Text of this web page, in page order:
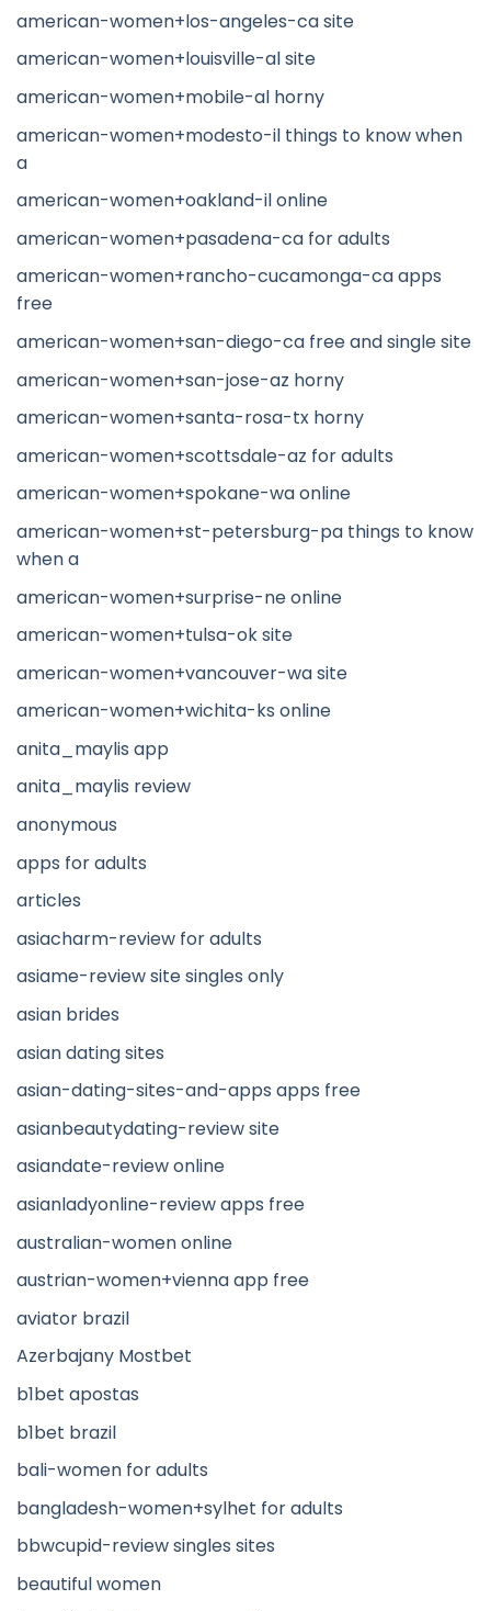
american-women+los-angeles-ca site
american-women+louisville-al site
american-women+mobile-al horny
american-women+modesto-il things to know when
a
american-women+oakland-il online
american-women+pasadena-ca for adults
american-women+rancho-cucamonga-ca apps
free
american-women+san-diego-ca free and single site
american-women+san-jose-az horny
american-women+santa-rosa-tx horny
american-women+scottsdale-az for adults
american-women+spokane-wa online
american-women+st-petersburg-pa things to know
when a
american-women+surprise-ne online
american-women+tulsa-ok site
american-women+vancouver-wa site
american-women+wichita-ks online
anita_maylis app
anita_maylis review
anonymous
apps for adults
articles
asiacharm-review for adults
asiame-review site singles only
asian brides
asian dating sites
asian-dating-sites-and-apps apps free
asianbeautydating-review site
asiandate-review online
asianladyonline-review apps free
australian-women online
austrian-women+vienna app free
aviator brazil
Azerbajany Mostbet
b1bet apostas
b1bet brazil
bali-women for adults
bangladesh-women+sylhet for adults
bbwcupid-review singles sites
beautiful women